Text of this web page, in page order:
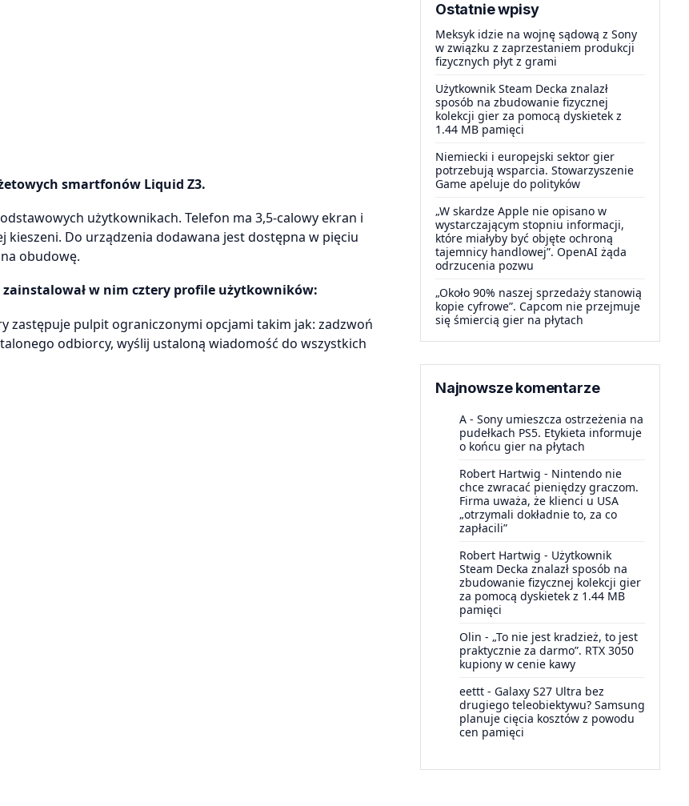
smartfonów Liquid Z3.
użytkownikach. Telefon ma 3,5-calowy ekran i
kieszeni. Do urządzenia dodawana jest dostępna w pięciu
obudowę.
w nim cztery profile użytkowników:
zastępuje pulpit ograniczonymi opcjami takim jak: zadzwoń
odbiorcy, wyślij ustaloną wiadomość do wszystkich
Ostatnie wpisy
Meksyk idzie na wojnę sądową z Sony
w związku z zaprzestaniem produkcji
fizycznych płyt z grami
Użytkownik Steam Decka znalazł
sposób na zbudowanie fizycznej
kolekcji gier za pomocą dyskietek z
1.44 MB pamięci
Niemiecki i europejski sektor gier
potrzebują wsparcia. Stowarzyszenie
Game apeluje do polityków
„W skardze Apple nie opisano w
wystarczającym stopniu informacji,
które miałyby być objęte ochroną
tajemnicy handlowej”. OpenAI żąda
odrzucenia pozwu
„Około 90% naszej sprzedaży stanowią
kopie cyfrowe”. Capcom nie przejmuje
się śmiercią gier na płytach
Najnowsze komentarze
A - Sony umieszcza ostrzeżenia na
pudełkach PS5. Etykieta informuje
o końcu gier na płytach
Robert Hartwig - Nintendo nie
chce zwracać pieniędzy graczom.
Firma uważa, że klienci u USA
„otrzymali dokładnie to, za co
zapłacili”
Robert Hartwig - Użytkownik
Steam Decka znalazł sposób na
zbudowanie fizycznej kolekcji gier
za pomocą dyskietek z 1.44 MB
pamięci
Olin - „To nie jest kradzież, to jest
praktycznie za darmo”. RTX 3050
kupiony w cenie kawy
eettt - Galaxy S27 Ultra bez
drugiego teleobiektywu? Samsung
planuje cięcia kosztów z powodu
cen pamięci